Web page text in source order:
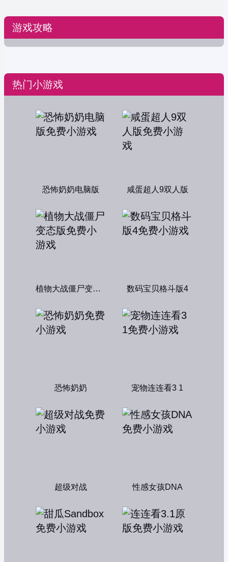
游戏攻略
热门小游戏
恐怖奶奶电脑版 咸蛋超人9双人版
植物大战僵尸变态版 数码宝贝格斗版4
恐怖奶奶 宠物连连看3 1
超级对战 性感女孩DNA